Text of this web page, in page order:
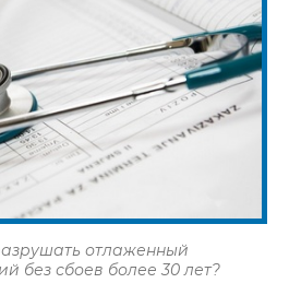
отлаженный
без сбоев более 30 лет?